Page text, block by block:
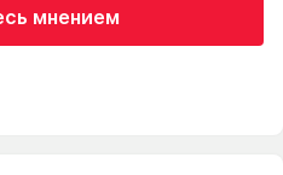
мнением